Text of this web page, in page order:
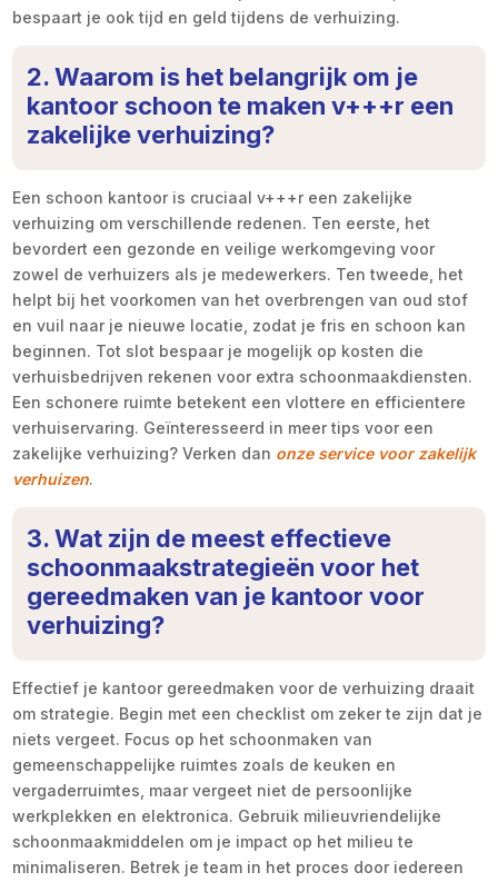
bespaart je ook tijd en geld tijdens de verhuizing.
2. Waarom is het belangrijk om je
kantoor schoon te maken v+++r een
zakelijke verhuizing?
Een schoon kantoor is cruciaal v+++r een zakelijke
verhuizing om verschillende redenen. Ten eerste, het
bevordert een gezonde en veilige werkomgeving voor
zowel de verhuizers als je medewerkers. Ten tweede, het
helpt bij het voorkomen van het overbrengen van oud stof
en vuil naar je nieuwe locatie, zodat je fris en schoon kan
beginnen. Tot slot bespaar je mogelijk op kosten die
verhuisbedrijven rekenen voor extra schoonmaakdiensten.
Een schonere ruimte betekent een vlottere en efficientere
verhuiservaring. Geïnteresseerd in meer tips voor een
zakelijke verhuizing? Verken dan onze service voor zakelijk
verhuizen.
3. Wat zijn de meest effectieve
schoonmaakstrategieën voor het
gereedmaken van je kantoor voor
verhuizing?
Effectief je kantoor gereedmaken voor de verhuizing draait
om strategie. Begin met een checklist om zeker te zijn dat je
niets vergeet. Focus op het schoonmaken van
gemeenschappelijke ruimtes zoals de keuken en
vergaderruimtes, maar vergeet niet de persoonlijke
werkplekken en elektronica. Gebruik milieuvriendelijke
schoonmaakmiddelen om je impact op het milieu te
minimaliseren. Betrek je team in het proces door iedereen